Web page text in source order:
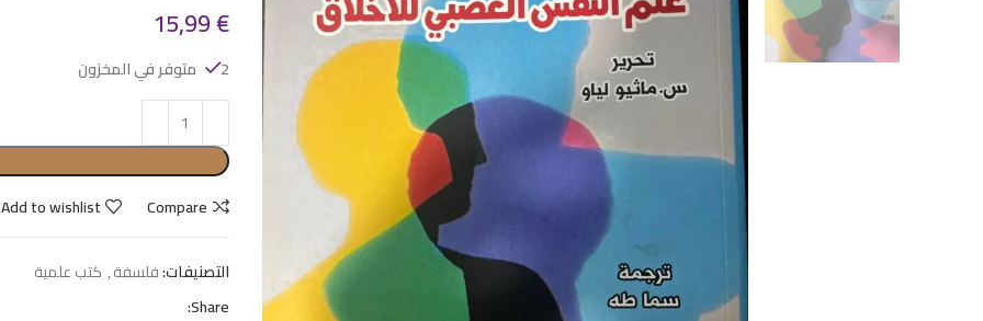
15,99€
2 متوفر في المخزون
Compare
Add to wishlist
التصنيفات:فلسفة, كتب علمية
Share: